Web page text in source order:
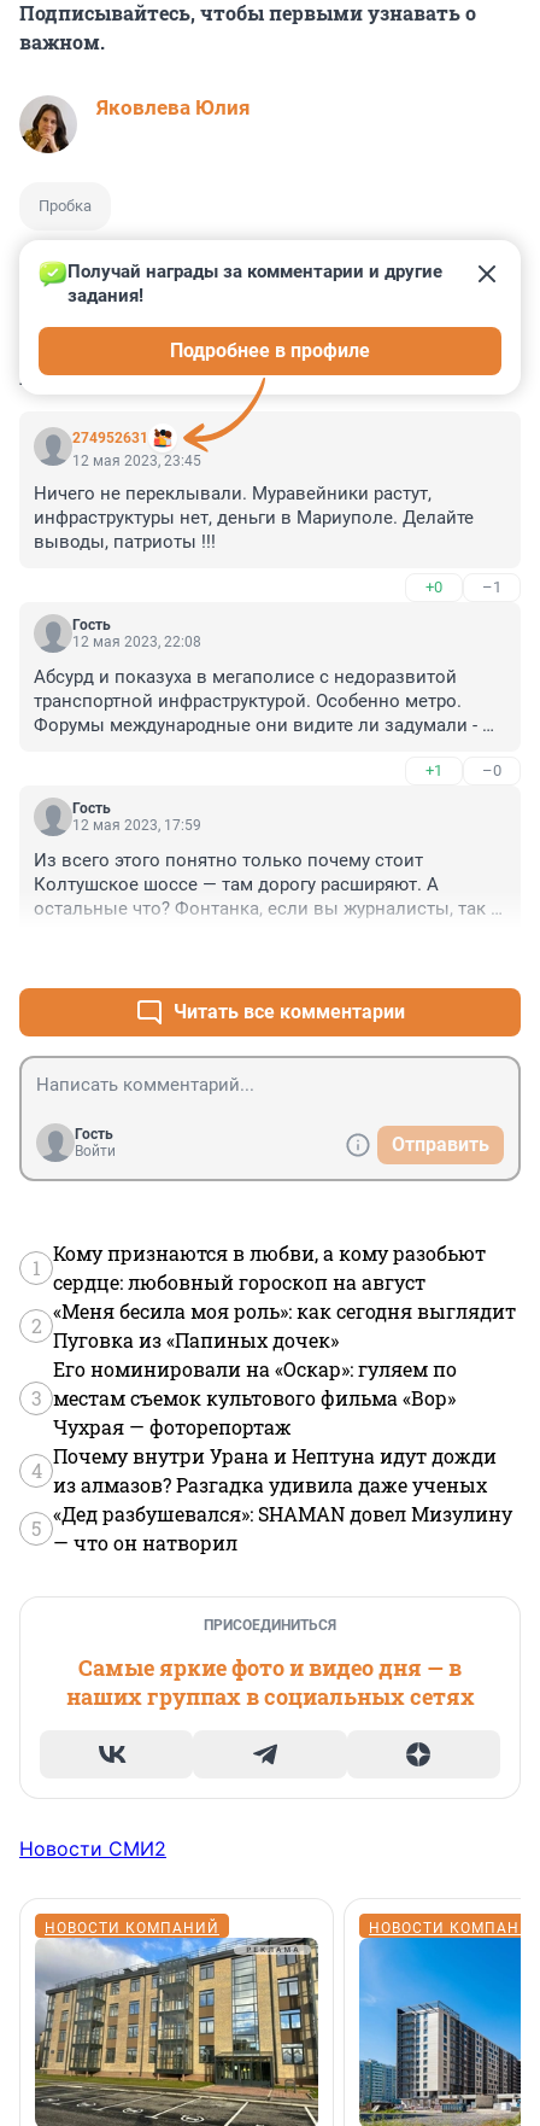
Подписывайтесь, чтобы первыми узнавать о
важном.
Яковлева Юлия
Пробка
КОММЕНТАРИИ 29
274952631
Получай награды за комментарии и другие
задания!
Подробнее в профиле
12 мая 2023, 23:45
Ничего не переклывали. Муравейники растут,
инфраструктуры нет, деньги в Мариуполе. Делайте
выводы, патриоты !!!
+0 –1
Гость
12 мая 2023, 22:08
Абсурд и показуха в мегаполисе с недоразвитой
транспортной инфраструктурой. Особенно метро.
Форумы международные они видите ли задумали -
должны ещё разве что только в пробках стоять. Ну
еще кланяться паразитам и сдохнуть по их первому
приказу естественно. Других потребностей у обычных
+1 –0
Гость
12 мая 2023, 17:59
Из всего этого понятно только почему стоит
Колтушское шоссе — там дорогу расширяют. А
остальные что? Фонтанка, если вы журналисты, так
Читать все комментарии
Гость
Войти
Отправить
1
Кому признаются в любви, а кому разобьют
сердце: любовный гороскоп на август
2
«Меня бесила моя роль»: как сегодня выглядит
Пуговка из «Папиных дочек»
3
Его номинировали на «Оскар»: гуляем по
местам съемок культового фильма «Вор»
Чухрая — фоторепортаж
4
Почему внутри Урана и Нептуна идут дожди
из алмазов? Разгадка удивила даже ученых
5
«Дед разбушевался»: SHAMAN довел Мизулину
— что он натворил
ПРИСОЕДИНИТЬСЯ
Самые яркие фото и видео дня — в
наших группах в социальных сетях
Новости СМИ2
НОВОСТИ КОМПАНИЙ НОВОСТИ